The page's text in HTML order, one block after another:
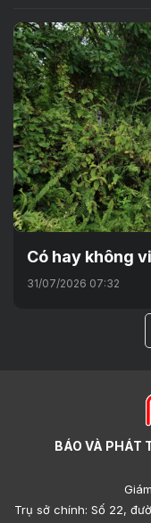
Có hay không
31/07/2026 07:32
BÁO VÀ PHÁT
Trụ sở chính: Số 22,